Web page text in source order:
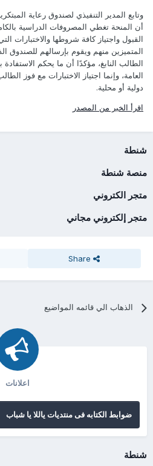
وتابع المدير التنفيذي لصندوق رعاية
أن المنحة تغطي المصروفات الدراسية
القبول واجتياز كافة شروطها والاختبارات
المتميزين منهم ويقوم بإرسالهم للصندوق
الطالب النابغ، مؤكدًا أن ما يحكم الاستفادة
العامة، وإنما اجتياز الاختبارات مع فوز
دولية أو محلية.
اقرأ الخبر من المصدر
شنطة
منصة شنطة
متجر الكتروني
متجر إلكتروني مجاني
Share
الذهاب الي قائمه المواضيع
اعلانات
ضوابط الكتابه فى منتديات ياللا يا شباب
شنطة